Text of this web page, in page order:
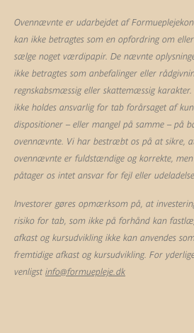
Ovennævnte er udarbejdet af
kan ikke betragtes som en opfordring om
sælge noget værdipapir. De nævnte
ikke betragtes som anbefalinger eller
regnskabsmæssig eller skattemæssig
ikke holdes ansvarlig for tab forårsaget af
dispositioner – eller mangel på samme – på
ovennævnte. Vi har bestræbt os på at sikre,
ovennævnte er fuldstændige og korrekte,
påtager os intet ansvar for fejl eller
Investorer gøres opmærksom på, at
risiko for tab, som ikke på forhånd kan
afkast og kursudvikling ikke kan anvendes
fremtidige afkast og kursudvikling. For
venligst info@formuepleje.dk